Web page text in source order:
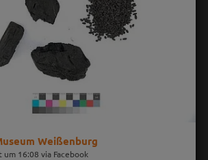
Weißenburg
um 16:08 via Facebook